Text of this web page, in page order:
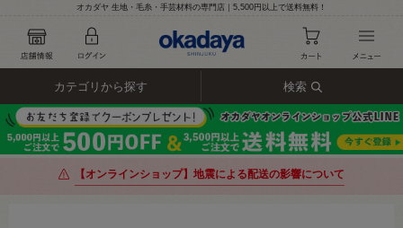
オカダヤ 生地・毛糸・手芸材料の専門店｜5,500円以上で送料無料！
カテゴリから探す 検索
【オンラインショップ】地震による配送の影響について